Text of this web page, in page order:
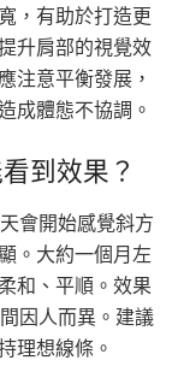
，有助於打造更
升肩部的視覺效
注意平衡發展，
成體態不協調。
到效果？
會開始感覺斜方
。大約一個月左
和、平順。效果
因人而異。建議
理想線條。